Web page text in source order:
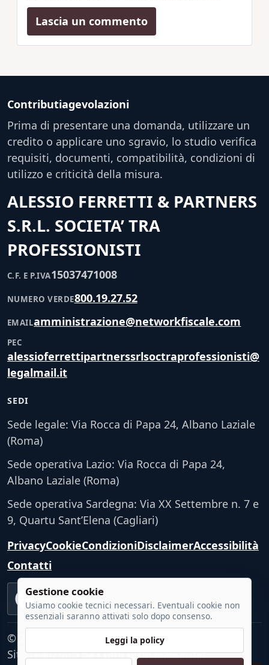
Lascia un commento
Contributiagevolazioni
Prima di presentare una domanda, utilizzare un
credito o applicare uno sgravio, lo studio verifica
requisiti, documenti, compatibilità, condizioni di
utilizzo e criticità della misura.
ALESSIO FERRETTI & PARTNERS
S.R.L. SOCIETA’ TRA
PROFESSIONISTI
C.F. E P.IVA15037471008
NUMERO VERDE800.19.27.52
EMAILamministrazione@networkfiscale.com
PEC
alessioferrettipartnerssrlsoctraprofessionisti@
legalmail.it
SEDI
Sede legale: Via Rocca di Papa 24, Albano Laziale
(Roma)
Sede operativa Lazio: Via Rocca di Papa 24,
Albano Laziale (Roma)
Sede operativa Sardegna: Via XX Settembre n. 7 e
9, Quartu Sant’Elena (Cagliari)
PrivacyCookieCondizioniDisclaimerAccessibilità
Contatti
Accessibilità
VERIFICA TECNICA
© 2026 - Tutti i diritti riservati.
Sito realizzato daCumCorde Marketing
Gestione cookie
Usiamo cookie tecnici necessari. Eventuali cookie non
essenziali saranno attivati solo dopo consenso.
Leggi la policy